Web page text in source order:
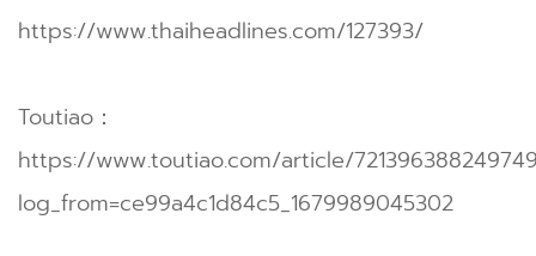
https://www.thaiheadlines.com/127393/
Toutiao：
https://www.toutiao.com/article/
log_from=ce99a4c1d84c5_1679989045302